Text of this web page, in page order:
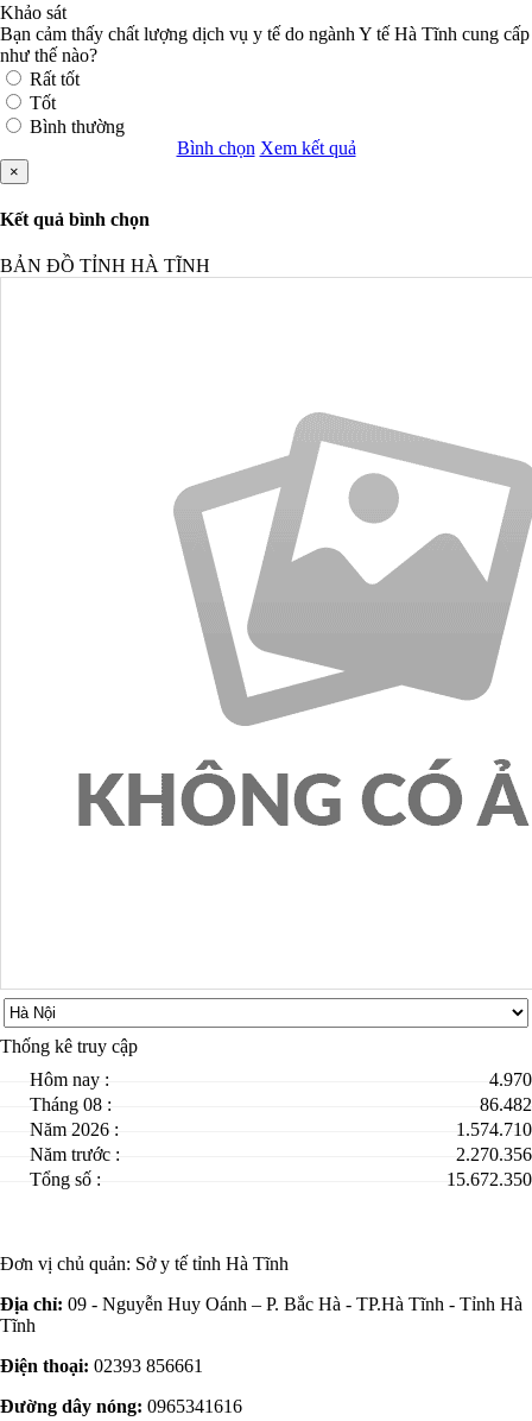
Khảo sát
Bạn cảm thấy chất lượng dịch vụ y tế do ngành Y tế Hà Tĩnh cung cấp
như thế nào?
Rất tốt
Tốt
Bình thường
Bình chọn Xem kết quả
×
Kết quả bình chọn
BẢN ĐỒ TỈNH HÀ TĨNH
Thống kê truy cập
Hôm nay :
4.970
Tháng 08 :
86.482
Năm 2026 :
1.574.710
Năm trước :
2.270.356
Tổng số :
15.672.350
Đơn vị chủ quản: Sở y tế tỉnh Hà Tĩnh
Địa chỉ: 09 - Nguyễn Huy Oánh – P. Bắc Hà - TP.Hà Tĩnh - Tỉnh Hà
Tĩnh
Điện thoại: 02393 856661
Đường dây nóng: 0965341616